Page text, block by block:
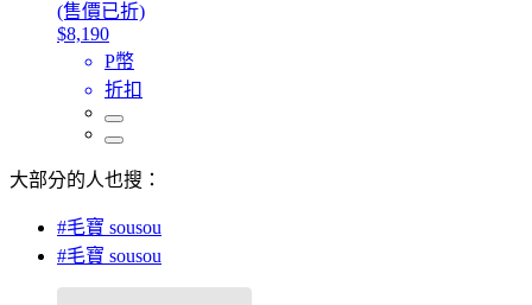
(售價已折)
$8,190
P幣
折扣
大部分的人也搜：
#毛寶 sousou
#毛寶 sousou